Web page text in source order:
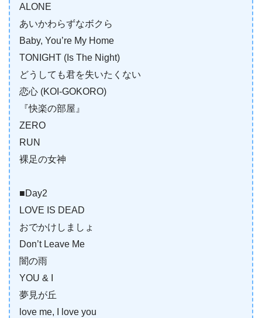
ALONE
あいかわらずなボクら
Baby, You’re My Home
TONIGHT (Is The Night)
どうしても君を失いたくない
恋心 (KOI-GOKORO)
『快楽の部屋』
ZERO
RUN
裸足の女神
■Day2
LOVE IS DEAD
おでかけしましょ
Don’t Leave Me
闇の雨
YOU & I
夢見が丘
love me, I love you